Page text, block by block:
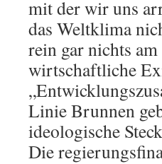
mit der wir uns
das Weltklima
rein gar nichts
wirtschaftliche
Linie Brunnen
ideologische
Die